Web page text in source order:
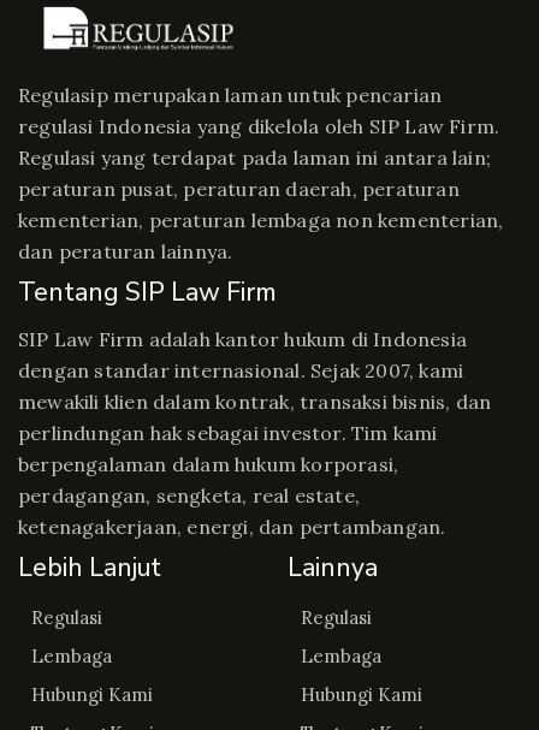
Regulasip merupakan laman untuk pencarian
regulasi Indonesia yang dikelola oleh SIP Law Firm.
Regulasi yang terdapat pada laman ini antara lain;
peraturan pusat, peraturan daerah, peraturan
kementerian, peraturan lembaga non kementerian,
dan peraturan lainnya.
Tentang SIP Law Firm
SIP Law Firm adalah kantor hukum di Indonesia
dengan standar internasional. Sejak 2007, kami
mewakili klien dalam kontrak, transaksi bisnis, dan
perlindungan hak sebagai investor. Tim kami
berpengalaman dalam hukum korporasi,
perdagangan, sengketa, real estate,
ketenagakerjaan, energi, dan pertambangan.
Lebih Lanjut
Regulasi
Lembaga
Hubungi Kami
Lainnya
Regulasi
Lembaga
Hubungi Kami